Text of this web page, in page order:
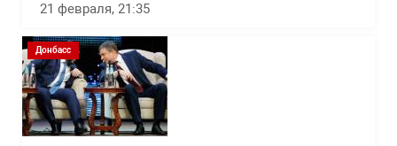
21 февраля, 21:35
Донбасс